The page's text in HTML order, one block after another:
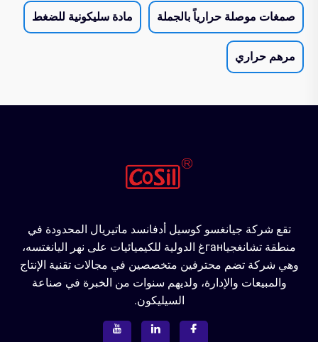
صمغات موصلة حرارياً بالجملة مادة سليكونية للضغط
مرهم حراري
تقع شركة جيانغسو كوسيل أدفانسد ماتيريال المحدودة في
منطقة تشانغجياганغ الدولية للكيميائيات على نهر اليانغتسه،
وهي شركة تضم محترفين متخصصين في مجالات تقنية الإنتاج
والمبيعات والإدارة، ولديهم سنوات من الخبرة في صناعة
السيليكون.